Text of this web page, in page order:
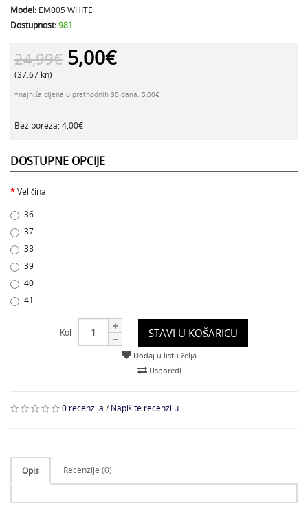
Model: EM005 WHITE
Dostupnost:981
24,99€ 5,00€
(37.67 kn)
*najniža cijena u prethodnih 30 dana: 5,00€
Bez poreza: 4,00€
DOSTUPNE OPCIJE
Veličina
36
37
38
39
40
41
Kol STAVI U KOŠARICU
Dodaj u listu želja
Usporedi
0 recenzija / Napišite recenziju
Opis Recenzije (0)